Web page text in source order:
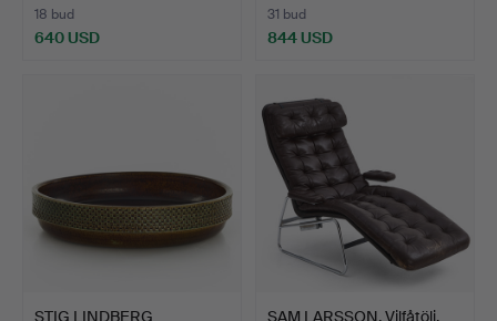
18 bud
640 USD
31 bud
844 USD
STIG LINDBERG
SAM LARSSON. Vilfåtölj,